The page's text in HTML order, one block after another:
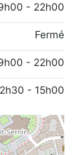
- 22h00
Fermé
- 22h00
- 15h00